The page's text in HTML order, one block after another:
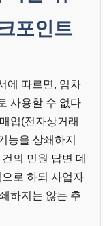
포인트
에 따르면, 임차
사용할 수 없다
업(전자상거래
능을 상쇄하지
의 민원 답변 데
로 하되 사업자
하지는 않는 추